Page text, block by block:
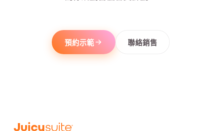
預約示範 聯絡銷售